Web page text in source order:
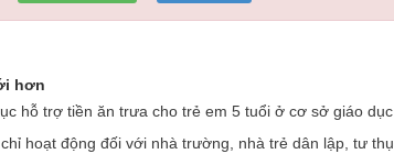
hơn
hỗ trợ tiền ăn trưa cho trẻ em 5 tuổi ở cơ sở giáo
hoạt động đối với nhà trường, nhà trẻ dân lập, tư